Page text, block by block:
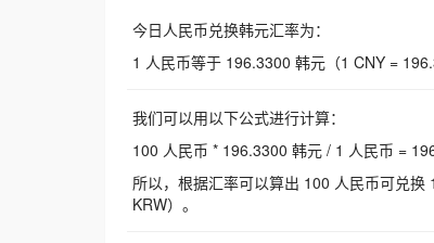
今日人民币兑换韩元汇率为：
1 人民币等于 196.3300 韩元（1 CNY =
我们可以用以下公式进行计算：
100 人民币 * 196.3300 韩元 / 1 人民币 =
所以，根据汇率可以算出 100 人民币可兑
KRW）。